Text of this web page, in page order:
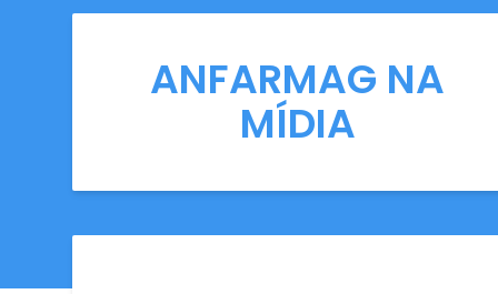
ANFARMAG NA
MÍDIA